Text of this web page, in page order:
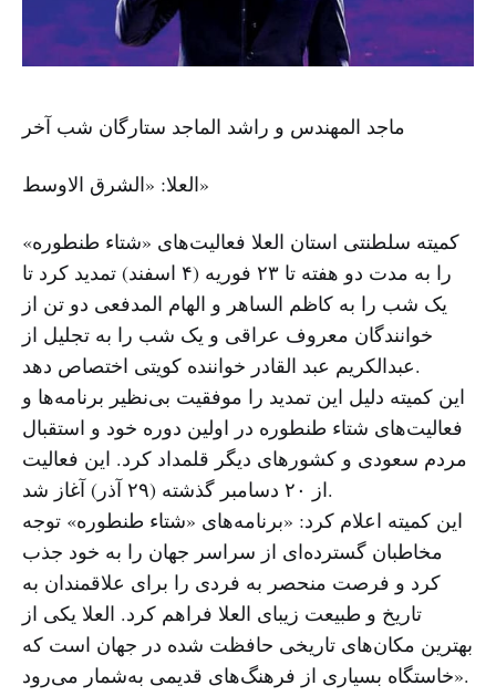
ماجد المهندس و راشد الماجد ستارگان شب آخر
العلا: «الشرق الاوسط»
کمیته سلطنتی استان العلا فعالیت‌های «شتاء طنطوره»
را به مدت دو هفته تا ۲۳ فوریه (۴ اسفند) تمدید کرد تا
یک شب را به کاظم الساهر و الهام المدفعی دو تن از
خوانندگان معروف عراقی و یک شب را به تجلیل از
عبدالکریم عبد القادر خواننده کویتی اختصاص دهد.
این کمیته دلیل این تمدید را موفقیت بی‌نظیر برنامه‌ها و
فعالیت‌های شتاء طنطوره در اولین دوره خود و استقبال
مردم سعودی و کشورهای دیگر قلمداد کرد. این فعالیت
از ۲۰ دسامبر گذشته (۲۹ آذر) آغاز شد.
این کمیته اعلام کرد: «برنامه‌های «شتاء طنطوره» توجه
مخاطبان گسترده‌ای از سراسر جهان را به خود جذب
کرد و فرصت منحصر به فردی را برای علاقمندان به
تاریخ و طبیعت زیبای العلا فراهم کرد. العلا یکی از
بهترین مکان‌های تاریخی حافظت شده در جهان است که
خاستگاه بسیاری از فرهنگ‌های قدیمی به‌شمار می‌رود».